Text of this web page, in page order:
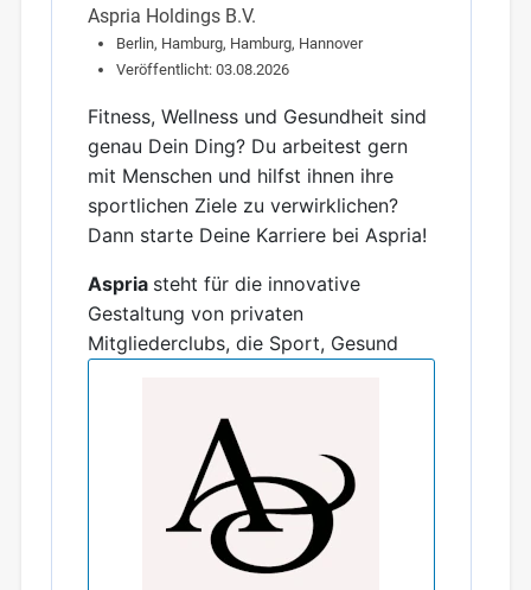
Aspria Holdings B.V.
Berlin, Hamburg, Hamburg, Hannover
Veröffentlicht: 03.08.2026
Fitness, Wellness und Gesundheit sind
genau Dein Ding? Du arbeitest gern
mit Menschen und hilfst ihnen ihre
sportlichen Ziele zu verwirklichen?
Dann starte Deine Karriere bei Aspria!
Aspria steht für die innovative
Gestaltung von privaten
Mitgliederclubs, die Sport, Gesund